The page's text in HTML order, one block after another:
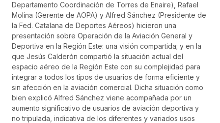
Departamento Coordinación de Torres de Enaire), Rafael
Molina (Gerente de AOPA) y Alfred Sánchez (Presidente de
la Fed. Catalana de Deportes Aéreos) hicieron una
presentación sobre Operación de la Aviación General y
Deportiva en la Región Este: una visión compartida; y en la
que Jesús Calderón compartió la situación actual del
espacio aéreo de la Región Este con su complejidad para
integrar a todos los tipos de usuarios de forma eficiente y
sin afección en la aviación comercial. Dicha situación como
bien explicó Alfred Sánchez viene acompañada por un
aumento significativo de usuarios de aviación deportiva y
no tripulada, indicativa de los diferentes y variados usos